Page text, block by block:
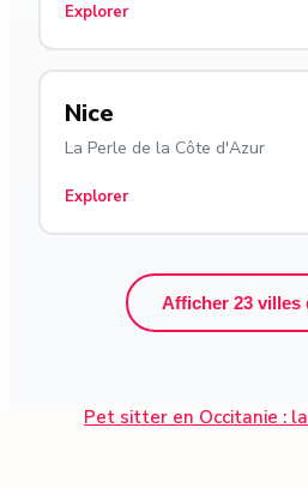
Explorer
Nice
La Perle de la Côte d'Azur
Explorer
Afficher 23 villes
Pet sitter en Occitanie :